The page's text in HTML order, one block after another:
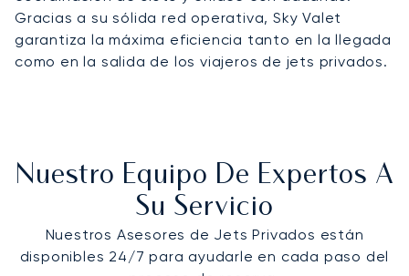
Gracias a su sólida red operativa, Sky Valet
garantiza la máxima eficiencia tanto en la llegada
como en la salida de los viajeros de jets privados.
Nuestro Equipo De Expertos A
Su Servicio
Nuestros Asesores de Jets Privados están
disponibles 24/7 para ayudarle en cada paso del